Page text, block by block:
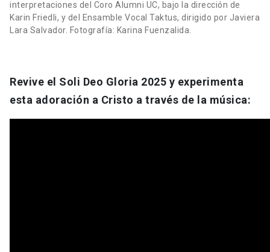
interpretaciones del Coro Alumni UC, bajo la dirección de
Karin Friedli, y del Ensamble Vocal Taktus, dirigido por Javiera
Lara Salvador. Fotografía: Karina Fuenzalida.
Revive el Soli Deo Gloria 2025 y experimenta
esta adoración a Cristo a través de la música: